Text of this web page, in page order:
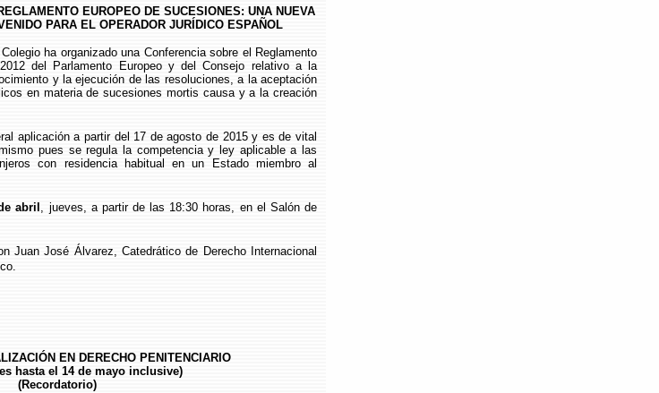
EUROPEO DE SUCESIONES: UNA NUEVA
PARA EL OPERADOR JURÍDICO ESPAÑOL
ha organizado una Conferencia sobre el Reglamento
del Parlamento Europeo y del Consejo relativo a la
y la ejecución de las resoluciones, a la aceptación
en materia de sucesiones mortis causa y a la creación
a partir del 17 de agosto de 2015 y es de vital
pues se regula la competencia y ley aplicable a las
con residencia habitual en un Estado miembro al
abril , jueves, a partir de las 18:30 horas, en el Salón de
José Álvarez, Catedrático de Derecho Internacional
EN DERECHO PENITENCIARIO
hasta el 14 de mayo inclusive)
(Recordatorio)